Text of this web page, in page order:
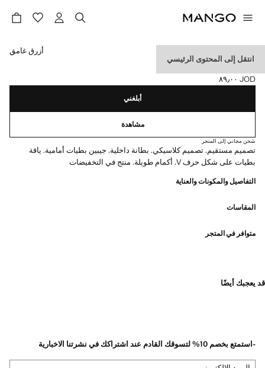
انتقل إلى المحتوى الرئيسي
سترة بدلة كلاسيكية
السعر الحالي [JOD ٨٩٫٠٠ ]
JOD ٨٩٫٠٠
حدد اللون
أزرق غامق
أبلغني
مشاهدة
شحن مجاني إلى المتجر
تصميم مستقيم. تصميم كلاسيكي. بطانة داخلية. جيبين بطيات أمامية. ياقة
بطيات على شكل حرف V. أكمام طويلة. منتج في التخفيضات
التفاصيل والمكونات والعناية
المقاسات
متوافر في المتجر
قد يعجبك أيضًا
-استمتع بخصم 10% لتسوقك القادم عند اشتراكك في نشرتنا الاخبارية